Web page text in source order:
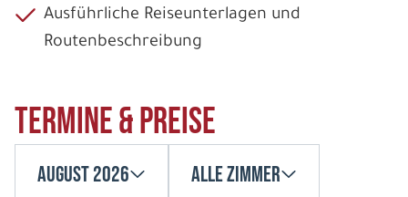
Ausführliche Reiseunterlagen und
Routenbeschreibung
Termine & Preise
August 2026 Alle Zimmer